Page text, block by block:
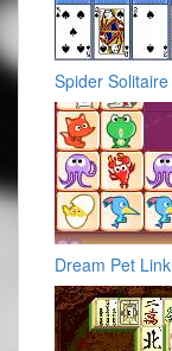
Spider Solitaire
Dream Pet Link